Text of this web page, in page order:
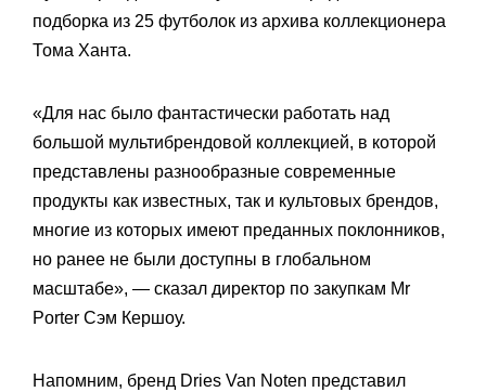
подборка из 25 футболок из архива коллекционера
Тома Ханта.
«Для нас было фантастически работать над
большой мультибрендовой коллекцией, в которой
представлены разнообразные современные
продукты как известных, так и культовых брендов,
многие из которых имеют преданных поклонников,
но ранее не были доступны в глобальном
масштабе», — сказал директор по закупкам Mr
Porter Сэм Кершоу.
Напомним, бренд Dries Van Noten представил